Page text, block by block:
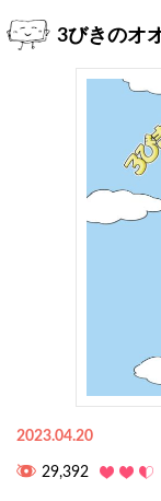
3びきのオ
2023.04.20
29,392